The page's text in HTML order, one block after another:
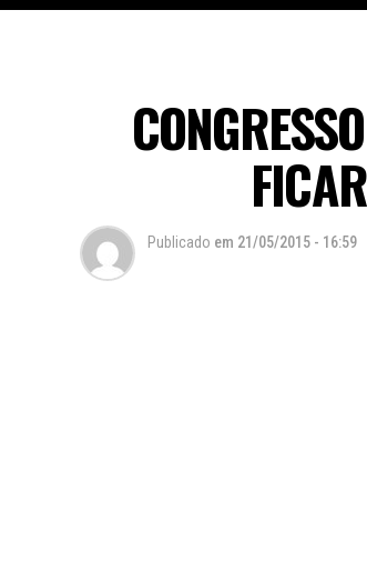
Publicado em 21/05/2015 - 16:59